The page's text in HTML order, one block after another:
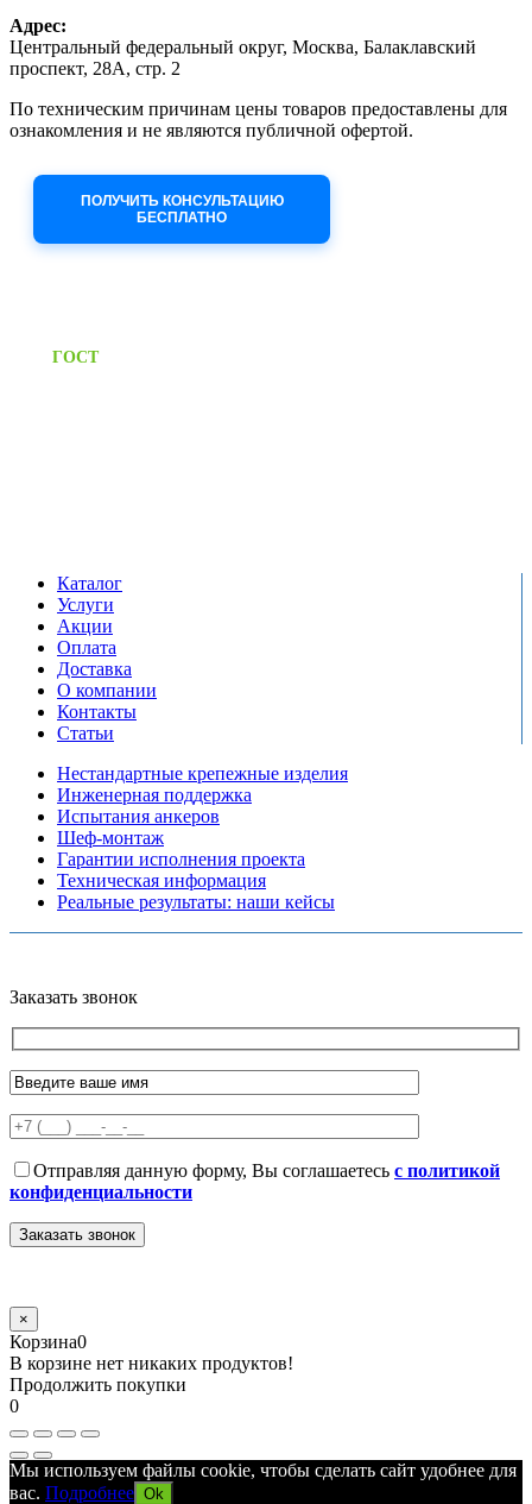
Адрес:
Центральный федеральный округ, Москва, Балаклавский
проспект, 28А, стр. 2
По техническим причинам цены товаров предоставлены для
ознакомления и не являются публичной офертой.
ПОЛУЧИТЬ КОНСУЛЬТАЦИЮ
БЕСПЛАТНО
ГОСТПредоставляем паспорт
Каталог
Услуги
Акции
Оплата
Доставка
О компании
Контакты
Статьи
Нестандартные крепежные изделия
Инженерная поддержка
Испытания анкеров
Шеф-монтаж
Гарантии исполнения проекта
Техническая информация
Реальные результаты: наши кейсы
Заказать звонок
Отправляя данную форму, Вы соглашаетесь с политикой
конфиденциальности
×
Корзина0
В корзине нет никаких продуктов!
Продолжить покупки
0
Мы используем файлы cookie, чтобы сделать сайт удобнее для
вас. Подробнее Ok